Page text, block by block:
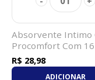
Absorvente Intimo
Procomfort Com
Médio
R$ 28,98
ADICIONAR